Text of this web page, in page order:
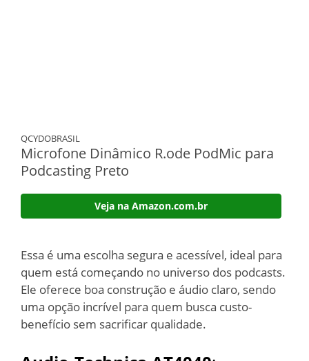
QCYDOBRASIL
Microfone Dinâmico R.ode PodMic para
Podcasting Preto
Veja na Amazon.com.br
Essa é uma escolha segura e acessível, ideal para
quem está começando no universo dos podcasts.
Ele oferece boa construção e áudio claro, sendo
uma opção incrível para quem busca custo-
benefício sem sacrificar qualidade.